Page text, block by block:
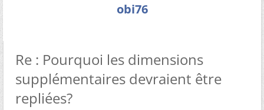
obi76
Re : Pourquoi les dimensions
supplémentaires devraient être
repliées?